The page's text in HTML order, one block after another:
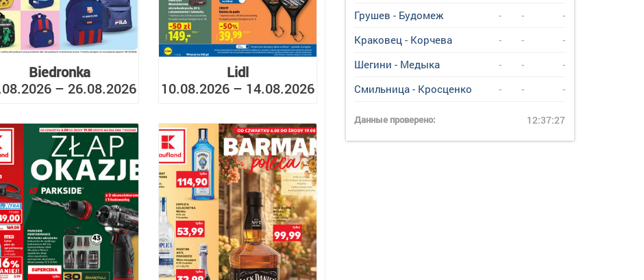
Biedronka
– 26.08.2026
Lidl
10.08.2026 – 14.08.2026
Грушев - Будомеж
- -
-
Краковец - Корчева
- -
-
Шегини - Медыка
- -
-
Смильница - Кросценко
- - -
Данные проверено: 12:37:27